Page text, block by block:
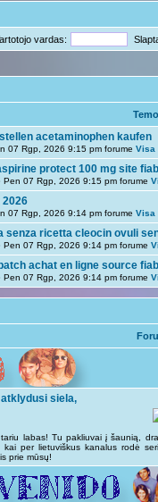
vardas:
acetaminophen kaufen
07 Rgp, 2026 9:15 pm forume Visa
protect 100 mg site
Pen 07 Rgp, 2026 9:15 pm forume
2026
07 Rgp, 2026 9:14 pm forume Visa
senza ricetta cleocin ovuli
Pen 07 Rgp, 2026 9:14 pm forume
achat en ligne source
Pen 07 Rgp, 2026 9:14 pm forume
atklydusi siela,
labas! Tu pakliuvai į šaunią,
kai per lietuviškus kanalus rodė
prie mūsų!